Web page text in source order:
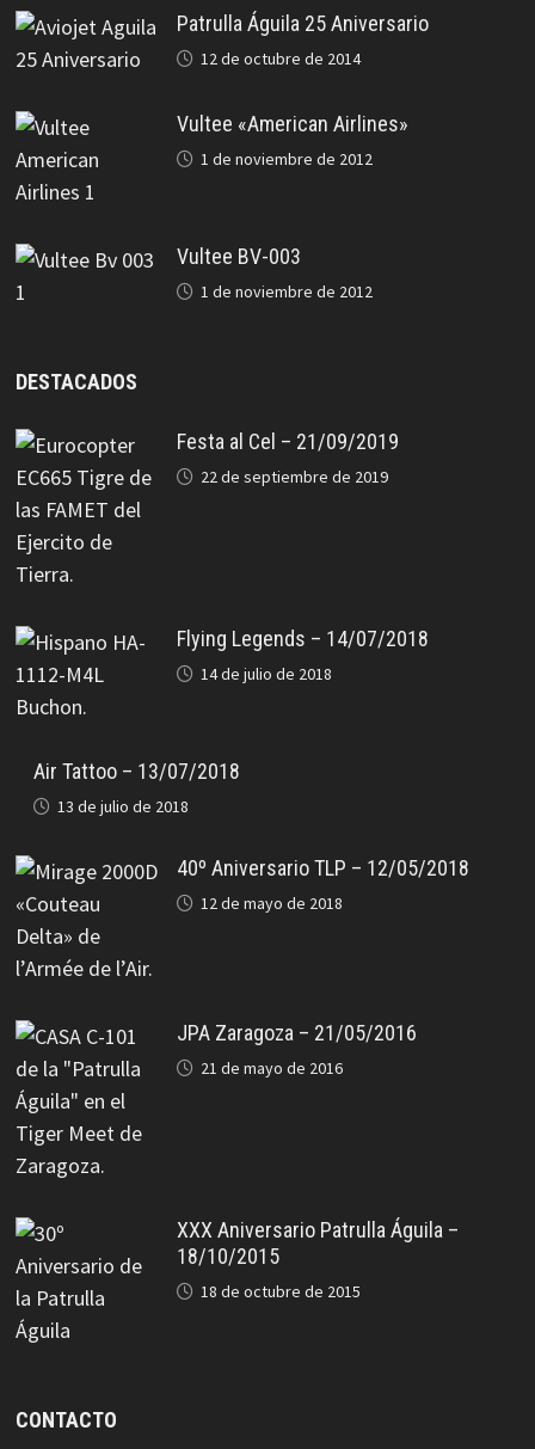
Patrulla Águila 25 Aniversario
12 de octubre de 2014
Vultee «American Airlines»
1 de noviembre de 2012
Vultee BV-003
1 de noviembre de 2012
DESTACADOS
Festa al Cel – 21/09/2019
22 de septiembre de 2019
Flying Legends – 14/07/2018
14 de julio de 2018
Air Tattoo – 13/07/2018
13 de julio de 2018
40º Aniversario TLP – 12/05/2018
12 de mayo de 2018
JPA Zaragoza – 21/05/2016
21 de mayo de 2016
XXX Aniversario Patrulla Águila –
18/10/2015
18 de octubre de 2015
CONTACTO